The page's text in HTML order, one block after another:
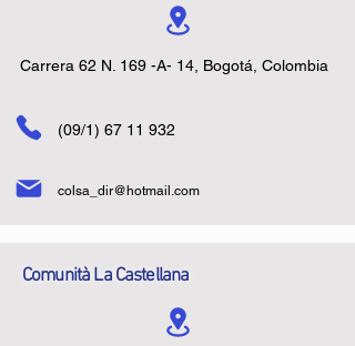
Carrera 62 N. 169 -A- 14, Bogotá, Colombia
(09/1) 67 11 932
colsa_dir@hotmail.com
Comunità La Castellana